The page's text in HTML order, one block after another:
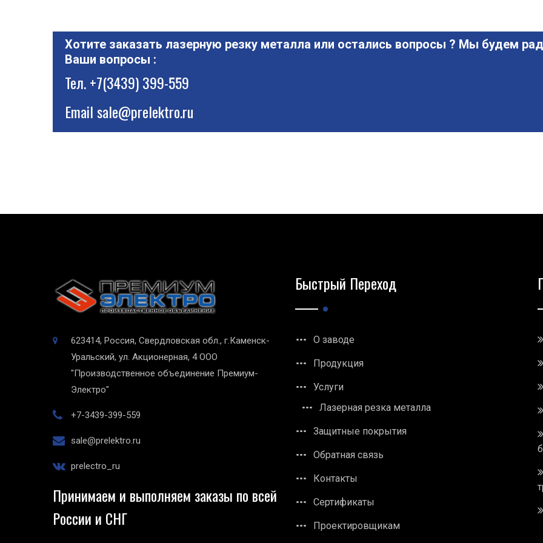
Хотите заказать лазерную резку металла или остались вопросы ? Мы будем
Ваши вопросы :
Тел.+7(3439) 399-559
Emailsale@prelektro.ru
623414, Россия, Свердловская обл., г.Каменск-
Уральский, ул. Акционерная, 4 ООО
"Производственное объединение Премиум-
Электро"
+7-3439-399-559
sale@prelektro.ru
prelectro_ru
Принимаем и выполняем заказы по всей
России и СНГ
Быстрый Переход
О заводе
Продукция
Услуги
Лазерная резка металла
Защитные покрытия
Обратная связь
Контакты
Сертификаты
Проектировщикам